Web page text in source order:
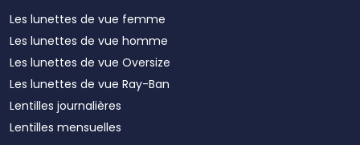
Les lunettes de vue femme
Les lunettes de vue homme
Les lunettes de vue Oversize
Les lunettes de vue Ray-Ban
Lentilles journalières
Lentilles mensuelles